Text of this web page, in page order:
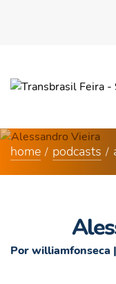
home podcasts
Por williamfonseca